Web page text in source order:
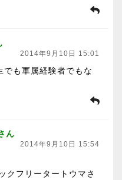
2014年9月10日 15:01
でも軍属経験者でもな
ん
2014年9月10日 15:54
クフリータートウマさ